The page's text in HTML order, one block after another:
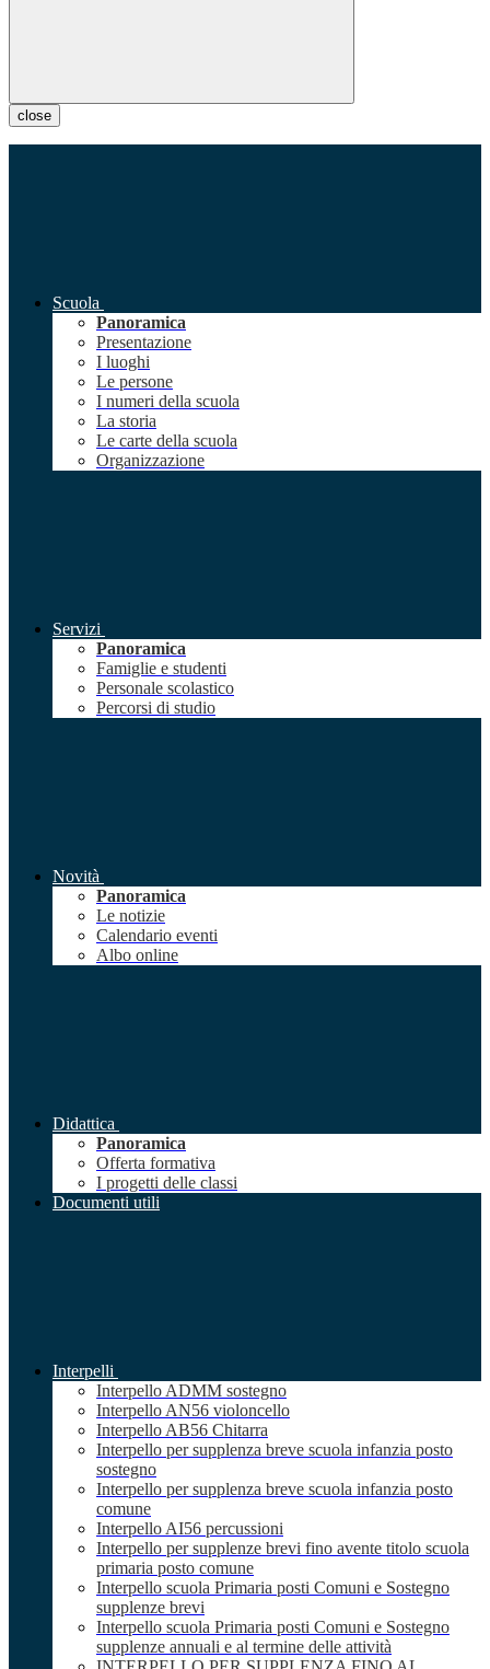
close
Scuola
Panoramica
Presentazione
I luoghi
Le persone
I numeri della scuola
La storia
Le carte della scuola
Organizzazione
Servizi
Panoramica
Famiglie e studenti
Personale scolastico
Percorsi di studio
Novità
Panoramica
Le notizie
Calendario eventi
Albo online
Didattica
Panoramica
Offerta formativa
I progetti delle classi
Documenti utili
Interpelli
Interpello ADMM sostegno
Interpello AN56 violoncello
Interpello AB56 Chitarra
Interpello per supplenza breve scuola infanzia posto
sostegno
Interpello per supplenza breve scuola infanzia posto
comune
Interpello AI56 percussioni
Interpello per supplenze brevi fino avente titolo scuola
primaria posto comune
Interpello scuola Primaria posti Comuni e Sostegno
supplenze brevi
Interpello scuola Primaria posti Comuni e Sostegno
supplenze annuali e al termine delle attività